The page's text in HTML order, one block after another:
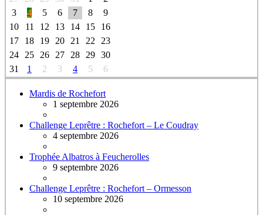
3
4 5 6 7 8
9
10
11 12 13 14 15
16
17
18 19 20 21 22
23
24
25 26 27 28 29 30
31
1 2 3 4 5 6
Mardis de Rochefort
1 septembre 2026
Challenge Leprêtre : Rochefort – Le Coudray
4 septembre 2026
Trophée Albatros à Feucherolles
9 septembre 2026
Challenge Leprêtre : Rochefort – Ormesson
10 septembre 2026